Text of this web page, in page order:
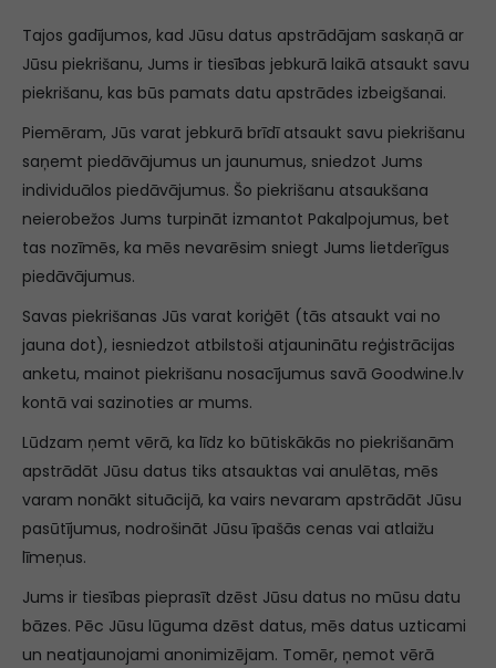
Tajos gadījumos, kad Jūsu datus apstrādājam saskaņā ar
Jūsu piekrišanu, Jums ir tiesības jebkurā laikā atsaukt savu
piekrišanu, kas būs pamats datu apstrādes izbeigšanai.
Piemēram, Jūs varat jebkurā brīdī atsaukt savu piekrišanu
saņemt piedāvājumus un jaunumus, sniedzot Jums
individuālos piedāvājumus. Šo piekrišanu atsaukšana
neierobežos Jums turpināt izmantot Pakalpojumus, bet
tas nozīmēs, ka mēs nevarēsim sniegt Jums lietderīgus
piedāvājumus.
Savas piekrišanas Jūs varat koriģēt (tās atsaukt vai no
jauna dot), iesniedzot atbilstoši atjauninātu reģistrācijas
anketu, mainot piekrišanu nosacījumus savā Goodwine.lv
kontā vai sazinoties ar mums.
Lūdzam ņemt vērā, ka līdz ko būtiskākās no piekrišanām
apstrādāt Jūsu datus tiks atsauktas vai anulētas, mēs
varam nonākt situācijā, ka vairs nevaram apstrādāt Jūsu
pasūtījumus, nodrošināt Jūsu īpašās cenas vai atlaižu
līmeņus.
Jums ir tiesības pieprasīt dzēst Jūsu datus no mūsu datu
bāzes. Pēc Jūsu lūguma dzēst datus, mēs datus uzticami
un neatjaunojami anonimizējam. Tomēr, ņemot vērā